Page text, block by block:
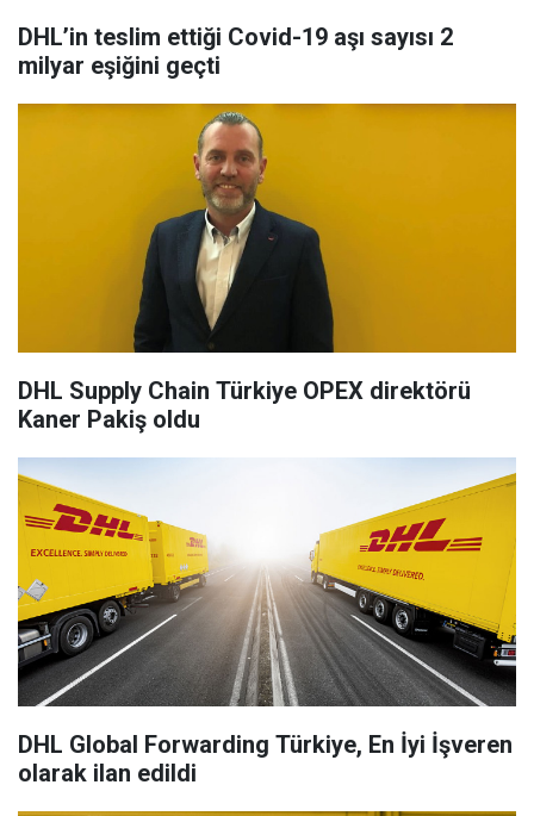
DHL’in teslim ettiği Covid-19 aşı sayısı 2
milyar eşiğini geçti
DHL Supply Chain Türkiye OPEX direktörü
Kaner Pakiş oldu
DHL Global Forwarding Türkiye, En İyi İşveren
olarak ilan edildi